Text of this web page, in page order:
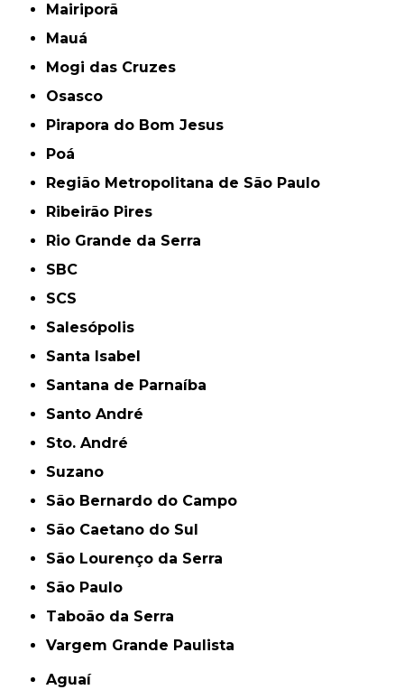
Mairiporã
Mauá
Mogi das Cruzes
Osasco
Pirapora do Bom Jesus
Poá
Região Metropolitana de São Paulo
Ribeirão Pires
Rio Grande da Serra
SBC
SCS
Salesópolis
Santa Isabel
Santana de Parnaíba
Santo André
Sto. André
Suzano
São Bernardo do Campo
São Caetano do Sul
São Lourenço da Serra
São Paulo
Taboão da Serra
Vargem Grande Paulista
Aguaí